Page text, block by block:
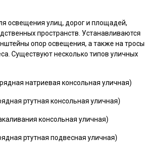
освещения улиц, дорог и площадей,
пространств. Устанавливаются
опор освещения, а также на тросы
Существуют несколько типов уличных
натриевая консольная уличная)
ртутная консольная уличная)
консольная уличная)
ртутная подвесная уличная)